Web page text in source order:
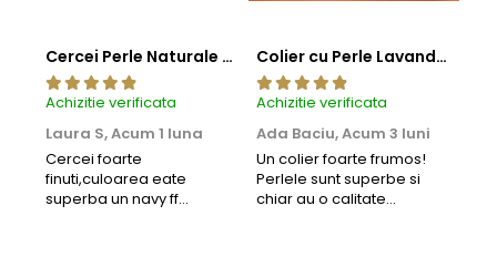
Cercei Perle Naturale Negre 5-6 mm, Buton AAA, Aur 14K (aur 585), Tip Șurub | KASKADDA®
Achizitie verificata
Laura S,Acum 1 luna
Cercei foarte
finuti,culoarea eate
superba un navy ff
Colier cu Perle Lavanda la Baza Gatului, de 4-5 mm, Perle Rare, Calitate AAA+, Aur 14K | KASKADDA®
Achizitie verificata
Ada Baciu,Acum 3 luni
Un colier foarte frumos!
Perlele sunt superbe si
chiar au o calitate